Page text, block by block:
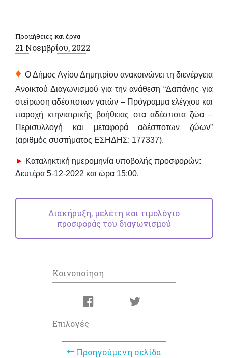
Προμήθειες και έργα
21 Νοεμβρίου, 2022
♦ Ο Δήμος Αγίου Δημητρίου ανακοινώνει τη διενέργεια
Ανοικτού Διαγωνισμού για την ανάθεση “Δαπάνης για
στείρωση αδέσποτων γατών – Πρόγραμμα ελέγχου και
παροχή κτηνιατρικής βοήθειας στα αδέσποτα ζώα –
Περισυλλογή και μεταφορά αδέσποτων ζώων”
(αριθμός συστήματος ΕΣΗΔΗΣ: 177337).
► Καταληκτική ημερομηνία υποβολής προσφορών:
Δευτέρα 5-12-2022 και ώρα 15:00.
Διακήρυξη, μελέτη και τιμολόγιο
προσφοράς του διαγωνισμού
Κοινοποίηση
Επιλογές
Προηγούμενη σελίδα